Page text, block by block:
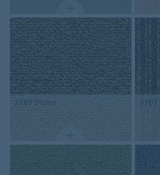
2107 brulee 3101